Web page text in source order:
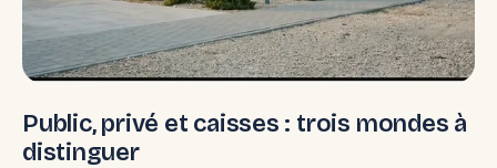
Public, privé et caisses : trois mondes à
distinguer